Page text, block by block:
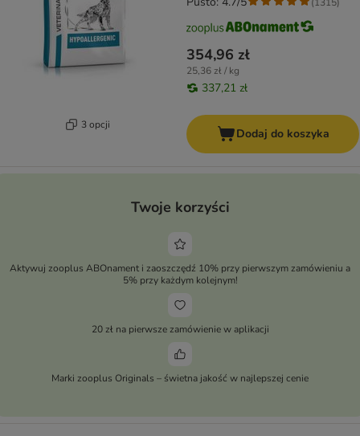
3 opcji
354,96 zł
25,36 zł / kg
337,21 zł
Dodaj do koszyka
Twoje korzyści
Aktywuj zooplus ABOnament i zaoszczędź 10% przy pierwszym zamówieniu a
5% przy każdym kolejnym!
20 zł na pierwsze zamówienie w aplikacji
Marki zooplus Originals – świetna jakość w najlepszej cenie